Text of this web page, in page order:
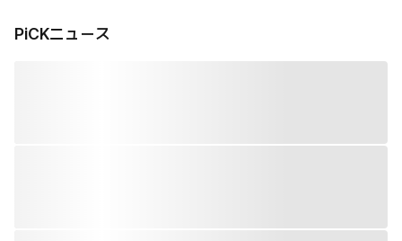
PiCKニュース